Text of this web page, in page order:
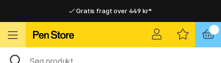
Gratis fragt over 449 kr*
Hurtigt til dør eller pakkeshop
Hurtigt til dør eller pakkeshop